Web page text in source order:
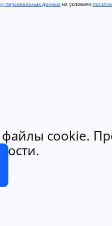
персональных данных на условиях
cookie.